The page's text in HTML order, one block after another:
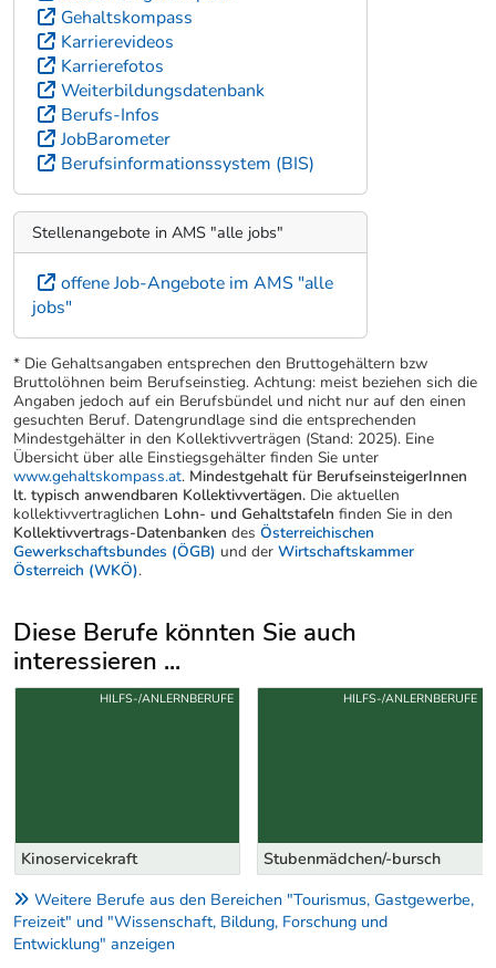
Gehaltskompass
Karrierevideos
Karrierefotos
Weiterbildungsdatenbank
Berufs-Infos
JobBarometer
Berufsinformationssystem (BIS)
Stellenangebote in AMS "alle jobs"
offene Job-Angebote im AMS "alle
jobs"
* Die Gehaltsangaben entsprechen den Bruttogehältern bzw
Bruttolöhnen beim Berufseinstieg. Achtung: meist beziehen sich die
Angaben jedoch auf ein Berufsbündel und nicht nur auf den einen
gesuchten Beruf. Datengrundlage sind die entsprechenden
Mindestgehälter in den Kollektivverträgen (Stand: 2025). Eine
Übersicht über alle Einstiegsgehälter finden Sie unter
www.gehaltskompass.at. Mindestgehalt für BerufseinsteigerInnen
lt. typisch anwendbaren Kollektivvertägen. Die aktuellen
kollektivvertraglichen Lohn- und Gehaltstafeln finden Sie in den
Kollektivvertrags-Datenbanken des Österreichischen
Gewerkschaftsbundes (ÖGB) und der Wirtschaftskammer
Österreich (WKÖ).
Diese Berufe könnten Sie auch
interessieren ...
Uber weitere Berufsvorschläge
Kinoservicekraft
HILFS-/ANLERNBERUFE
Stubenmädchen/-bursch
HILFS-/ANLERNBERUFE
Weitere Berufe aus den Bereichen "Tourismus, Gastgewerbe,
Freizeit" und "Wissenschaft, Bildung, Forschung und
Entwicklung" anzeigen